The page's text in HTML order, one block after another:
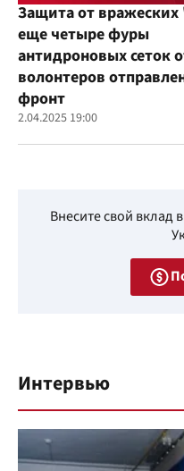
Защита от
еще четыре фуры
антидроновых сеток
волонтеров
фронт
2.04.2025 19:00
Внесите свой вклад
Интервью